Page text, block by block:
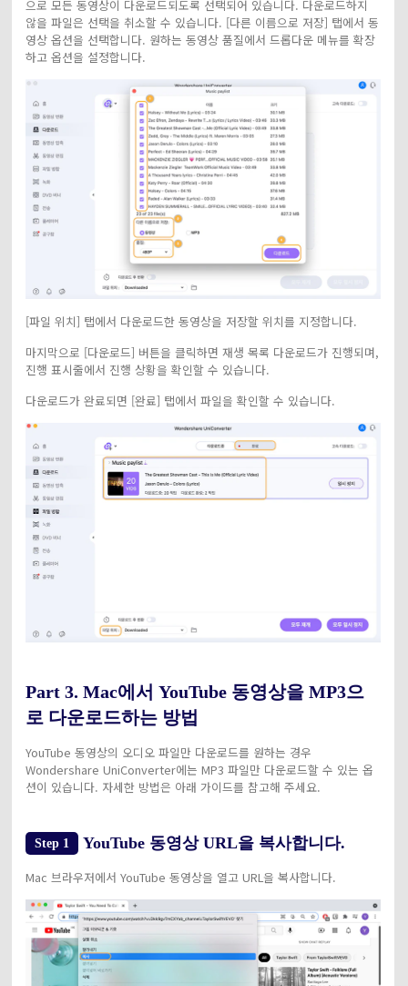
으로 모든 동영상이 다운로드되도록 선택되어 있습니다. 다운로드하지
않을 파일은 선택을 취소할 수 있습니다. [다른 이름으로 저장] 탭에서 동
영상 옵션을 선택합니다. 원하는 동영상 품질에서 드롭다운 메뉴를 확장
하고 옵션을 설정합니다.
[파일 위치] 탭에서 다운로드한 동영상을 저장할 위치를 지정합니다.
마지막으로 [다운로드] 버튼을 클릭하면 재생 목록 다운로드가 진행되며,
진행 표시줄에서 진행 상황을 확인할 수 있습니다.
다운로드가 완료되면 [완료] 탭에서 파일을 확인할 수 있습니다.
Part 3. Mac에서 YouTube 동영상을 MP3으
로 다운로드하는 방법
YouTube 동영상의 오디오 파일만 다운로드를 원하는 경우
Wondershare UniConverter에는 MP3 파일만 다운로드할 수 있는 옵
션이 있습니다. 자세한 방법은 아래 가이드를 참고해 주세요.
Step 1 YouTube 동영상 URL을 복사합니다.
Mac 브라우저에서 YouTube 동영상을 열고 URL을 복사합니다.